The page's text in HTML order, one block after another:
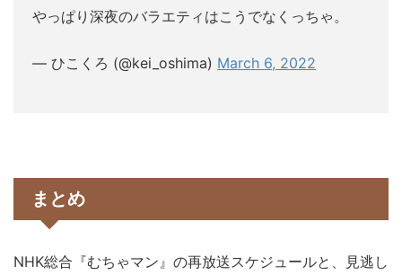
やっぱり深夜のバラエティはこうでなくっちゃ。
— ひこくろ (@kei_oshima) March 6, 2022
まとめ
NHK総合『むちゃマン』の再放送スケジュールと、見逃し